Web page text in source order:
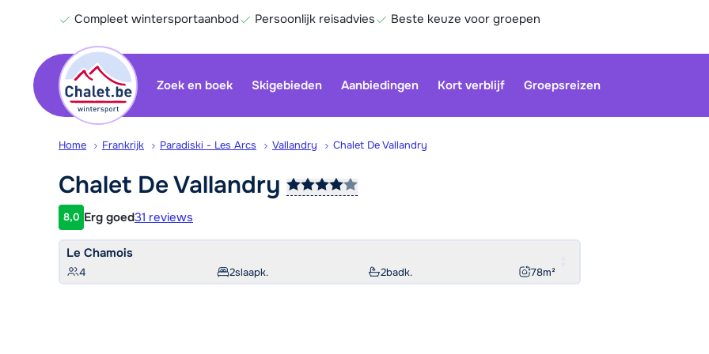
Compleet wintersportaanbod Persoonlijk reisadvies Beste keuze voor groepen
Zoek en boek Skigebieden Aanbiedingen Kort verblijf Groepsreizen
Home Frankrijk Paradiski - Les Arcs Vallandry Chalet De Vallandry
Chalet DeVallandry
Klantwaardering
8,0 Erg goed31 reviews
Le Chamois
4 2slaapk. 2badk. 78m²